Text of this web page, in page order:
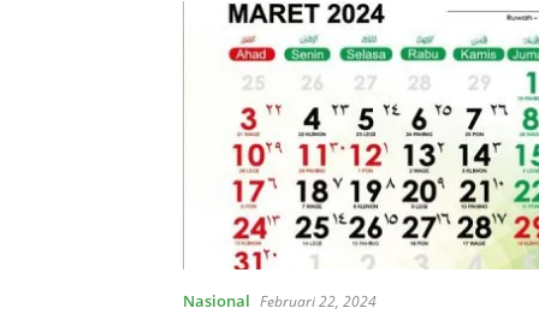
Nasional Februari 22, 2024